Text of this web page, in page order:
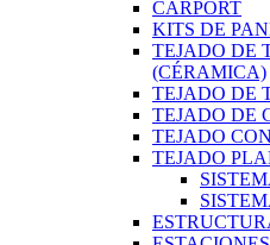
CARPORT
KITS DE
TEJADO DE
(CÉRAMICA)
TEJADO DE
TEJADO DE
TEJADO
TEJADO